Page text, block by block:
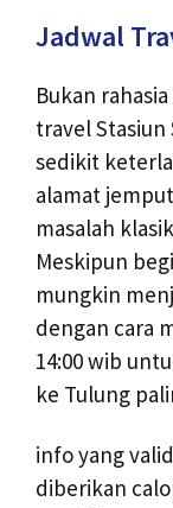
Jadwal
Bukan
travel Stasiun
sedikit
alamat
masalah
Meskipun
mungkin
dengan cara
14:00 wib
ke Tulung
info yang
diberikan